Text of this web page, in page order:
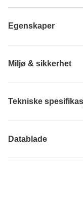
Egenskaper
Miljø & sikkerhet
Tekniske
Datablade